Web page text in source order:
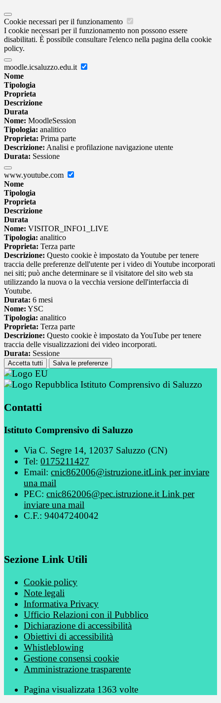
Cookie necessari per il funzionamento
I cookie necessari per il funzionamento non possono essere
disabilitati. È possibile consultare l'elenco nella pagina della cookie
policy.
moodle.icsaluzzo.edu.it
Nome
Tipologia
Proprieta
Descrizione
Durata
Nome: MoodleSession
Tipologia: analitico
Proprieta: Prima parte
Descrizione: Analisi e profilazione navigazione utente
Durata: Sessione
www.youtube.com
Nome
Tipologia
Proprieta
Descrizione
Durata
Nome: VISITOR_INFO1_LIVE
Tipologia: analitico
Proprieta: Terza parte
Descrizione: Questo cookie è impostato da Youtube per tenere
traccia delle preferenze dell'utente per i video di Youtube incorporati
nei siti; può anche determinare se il visitatore del sito web sta
utilizzando la nuova o la vecchia versione dell'interfaccia di
Youtube.
Durata: 6 mesi
Nome: YSC
Tipologia: analitico
Proprieta: Terza parte
Descrizione: Questo cookie è impostato da YouTube per tenere
traccia delle visualizzazioni dei video incorporati.
Durata: Sessione
Accetta tutti Salva le preferenze
Istituto Comprensivo di Saluzzo
Contatti
Istituto Comprensivo di Saluzzo
Via C. Segre 14, 12037 Saluzzo (CN)
Tel: 0175211427
Email: cnic862006@istruzione.itLink per inviare
una mail
PEC: cnic862006@pec.istruzione.it Link per
inviare una mail
C.F.: 94047240042
Sezione Link Utili
Cookie policy
Note legali
Informativa Privacy
Ufficio Relazioni con il Pubblico
Dichiarazione di accessibilità
Obiettivi di accessibilità
Whistleblowing
Gestione consensi cookie
Amministrazione trasparente
Pagina visualizzata 1363 volte